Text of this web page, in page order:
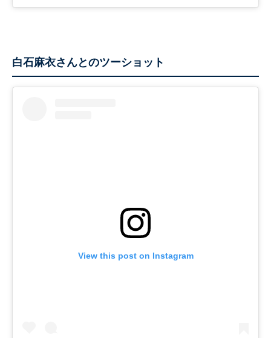
白石麻衣さんとのツーショット
View this post on Instagram